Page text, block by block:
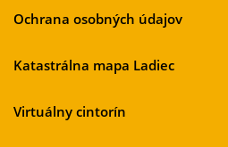
Ochrana osobných údajov
Katastrálna mapa Ladiec
Virtuálny cintorín